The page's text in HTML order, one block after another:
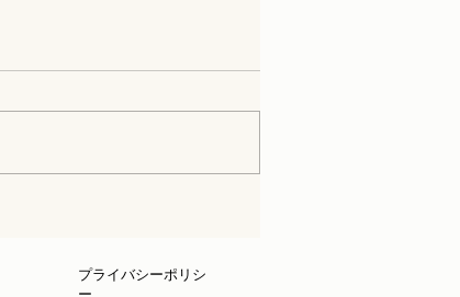
プライバシーポリシ
ー